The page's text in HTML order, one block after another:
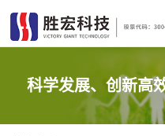
科学发展、创新高